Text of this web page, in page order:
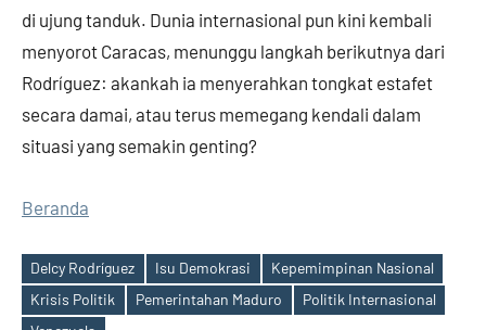
di ujung tanduk. Dunia internasional pun kini kembali
menyorot Caracas, menunggu langkah berikutnya dari
Rodríguez: akankah ia menyerahkan tongkat estafet
secara damai, atau terus memegang kendali dalam
situasi yang semakin genting?
Beranda
Tags
Delcy Rodríguez Isu Demokrasi
Kepemimpinan Nasional
Krisis Politik
Pemerintahan Maduro
Politik Internasional